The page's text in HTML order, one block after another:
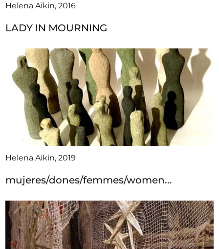
Helena Aikin, 2016
LADY IN MOURNING
Helena Aikin, 2019
mujeres/dones/femmes/women...